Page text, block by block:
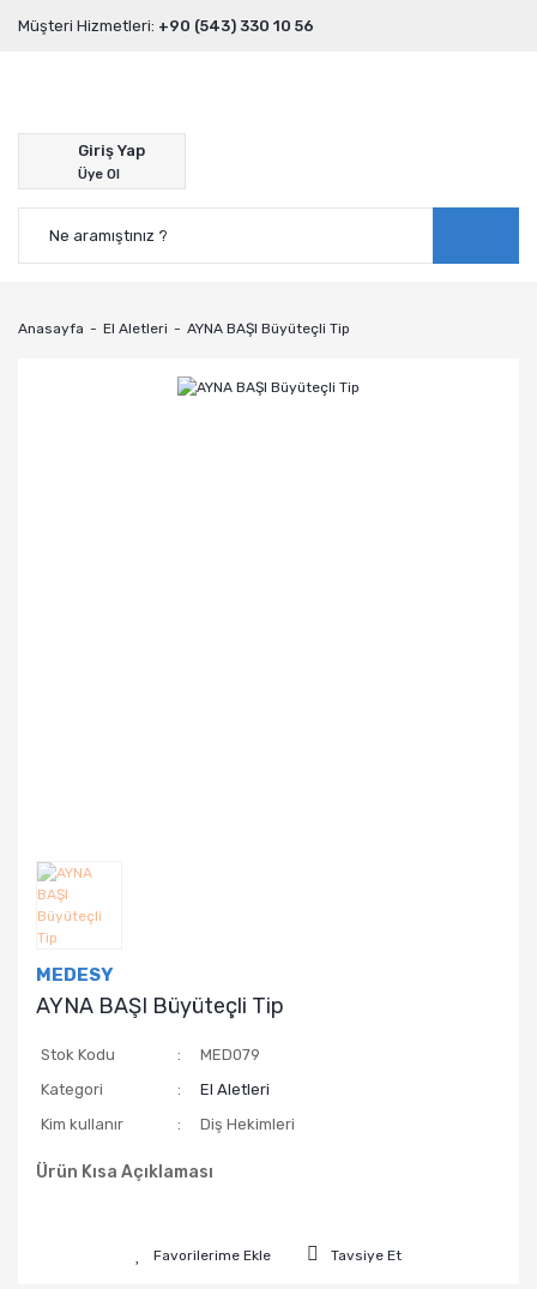
Müşteri Hizmetleri: +90 (543) 330 10 56
Giriş Yap
Üye Ol
Anasayfa El Aletleri AYNA BAŞI Büyüteçli Tip
MEDESY
AYNA BAŞI Büyüteçli Tip
Stok Kodu
MED079
Kategori
El Aletleri
Kim kullanır
Diş Hekimleri
Ürün Kısa Açıklaması
Tavsiye Et